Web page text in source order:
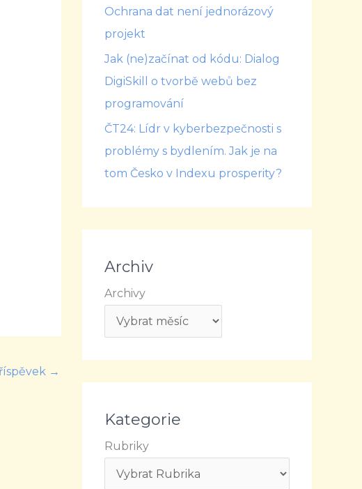
→
Ochrana dat není jednorázový
projekt
Jak (ne)začínat od kódu: Dialog
DigiSkill o tvorbě webů bez
programování
ČT24: Lídr v kyberbezpečnosti s
problémy s bydlením. Jak je na
tom Česko v Indexu prosperity?
Archiv
Archivy
Kategorie
Rubriky